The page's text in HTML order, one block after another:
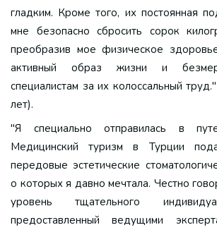
гладким. Кроме того, их постоянная
мне безопасно сбросить сорок
преобразив мое физическое
активный образ жизни и
специалистам за их колоссальный
лет).
"Я специально отправилась в
Медицинский туризм в Турции
передовые эстетические
о которых я давно мечтала. Честно
уровень тщательного
предоставленный ведущими